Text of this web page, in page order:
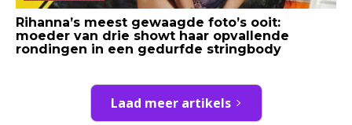
Rihanna’s meest gewaagde foto’s ooit:
moeder van drie showt haar opvallende
rondingen in een gedurfde stringbody
Laad meer artikels